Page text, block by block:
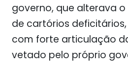
governo, que alterava
de cartórios
com forte articulação
vetado pelo próprio